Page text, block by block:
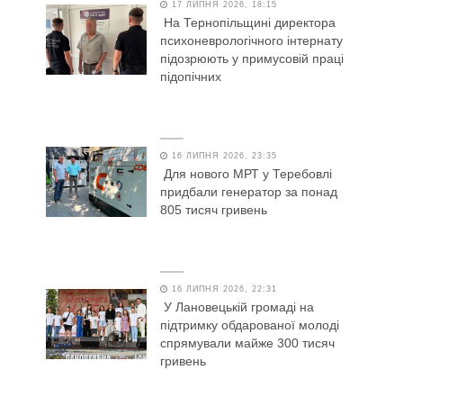
17 ЛИПНЯ 2026, 18:15
На Тернопільщині директора
психоневрологічного інтернату
підозрюють у примусовій праці
підопічних
16 ЛИПНЯ 2026, 23:35
Для нового МРТ у Теребовлі
придбали генератор за понад
805 тисяч гривень
16 ЛИПНЯ 2026, 22:31
У Лановецькій громаді на
підтримку обдарованої молоді
спрямували майже 300 тисяч
гривень